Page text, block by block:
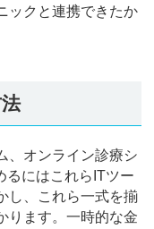
ックと連携できたか
、オンライン診療シ
るにはこれらITツー
し、これら一式を揃
ります。一時的な金